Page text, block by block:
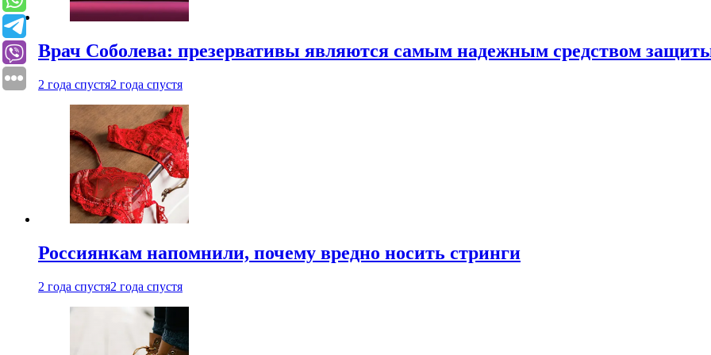
Врач Соболева: презервативы являются самым надежным средством
2 года спустя2 года спустя
Россиянкам напомнили, почему вредно носить стринги
2 года спустя2 года спустя